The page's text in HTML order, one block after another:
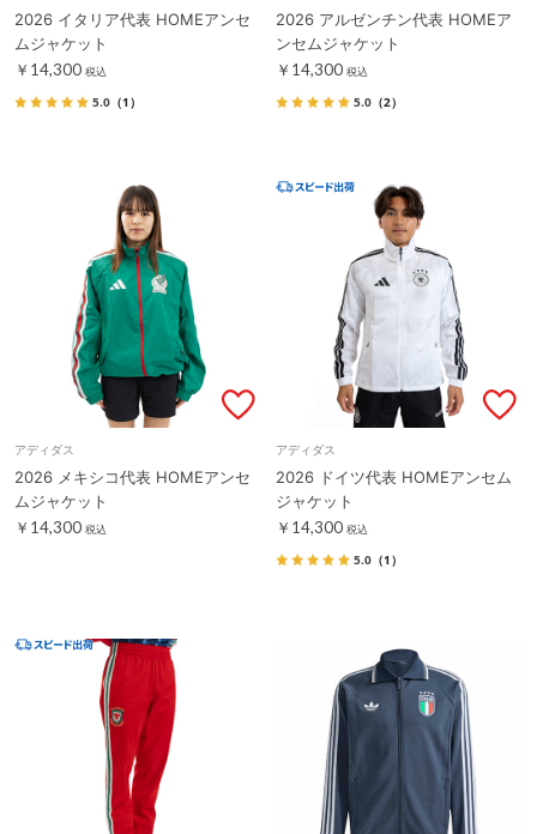
2026 イタリア代表 HOMEアンセ
ムジャケット
￥14,300 税込
5.0 （1）
2026 アルゼンチン代表 HOMEア
ンセムジャケット
￥14,300 税込
5.0 （2）
アディダス
2026 メキシコ代表 HOMEアンセ
ムジャケット
￥14,300 税込
アディダス
2026 ドイツ代表 HOMEアンセム
ジャケット
￥14,300 税込
5.0 （1）